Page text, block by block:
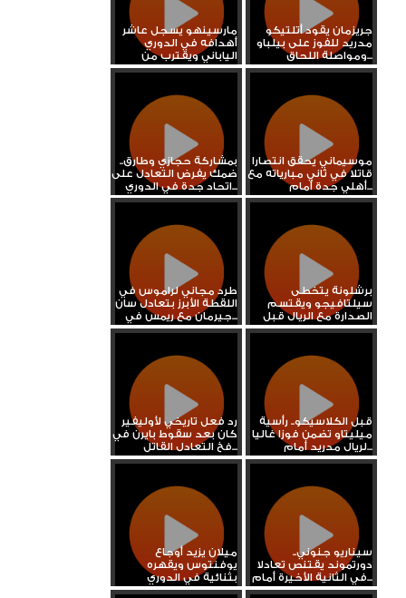
جريزمان يقود أتلتيكو
مدريد للفوز على بيلباو
ومواصلة اللحاق...
مارسينهو يسجل عاشر
أهدافه في الدوري
الياباني ويقترب من
صدارة...
موسيماني يحقق انتصارا
قاتلا في ثاني مبارياته مع
أهلي جدة أمام...
بمشاركة حجازي وطارق..
ضمك يفرض التعادل على
اتحاد جدة في الدوري...
برشلونة يتخطى
سيلتافيجو ويقتسم
الصدارة مع الريال قبل
الكلاسيكو
طرد مجاني لراموس في
اللقطة الأبرز بتعادل سان
جيرمان مع ريمس في...
قبل الكلاسيكو.. رأسية
ميليتاو تضمن فوزا غاليا
لريال مدريد أمام...
رد فعل تاريخي لأوليفير
كان بعد سقوط بايرن في
فخ التعادل القاتل...
سيناريو جنوني..
دورتموند يقتنص تعادلا
في الثانية الأخيرة أمام...
ميلان يزيد أوجاع
يوفنتوس ويقهره
بثنائية في الدوري
الإيطالي